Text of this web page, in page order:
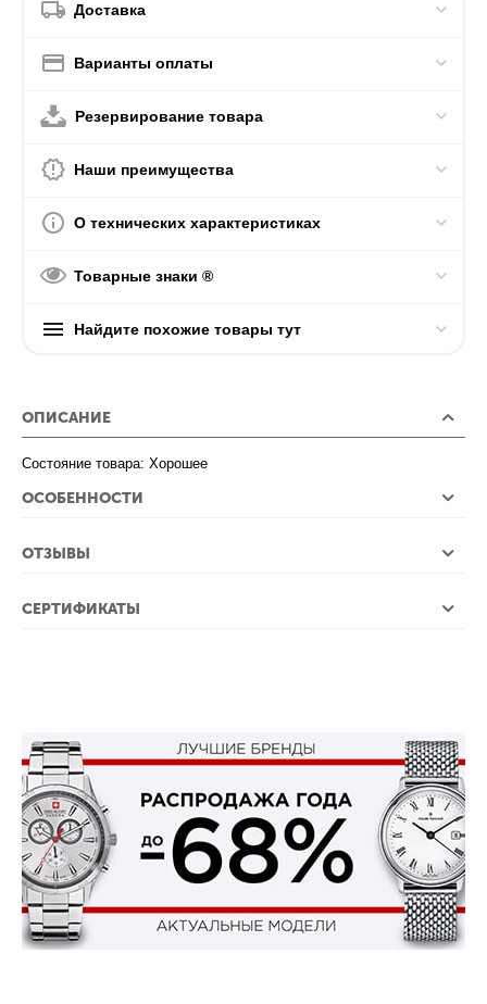
Доставка
Варианты оплаты
Резервирование товара
Наши преимущества
О технических характеристиках
Товарные знаки ®
Найдите похожие товары тут
ОПИСАНИЕ
Состояние товара: Хорошее
ОСОБЕННОСТИ
ОТЗЫВЫ
СЕРТИФИКАТЫ